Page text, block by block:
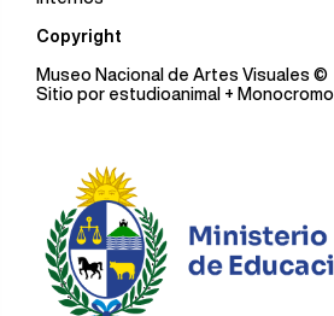
Copyright
Museo Nacional de Artes Visuales ©
Sitio por estudioanimal + Monocromo